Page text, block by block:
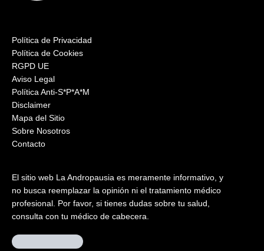
Política de Privacidad
Política de Cookies
RGPD UE
Aviso Legal
Política Anti-S*P*A*M
Disclaimer
Mapa del Sitio
Sobre Nosotros
Contacto
El sitio web La Andropausia es meramente informativo, y
no busca reemplazar la opinión ni el tratamiento médico
profesional. Por favor, si tienes dudas sobre tu salud,
consulta con tu médico de cabecera.